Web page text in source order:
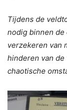
Tijdens de
nodig binnen
verzekeren van
hinderen van
chaotische